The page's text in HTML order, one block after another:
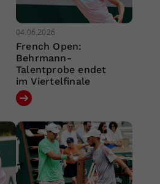
04.06.2026
French Open:
Behrmann-
Talentprobe endet
im Viertelfinale